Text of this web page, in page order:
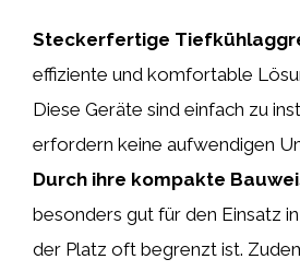
Steckerfertige
effiziente und komfortable
Diese Geräte sind einfach zu
erfordern keine aufwendigen
Durch ihre kompakte
besonders gut für den Einsatz
der Platz oft begrenzt ist.